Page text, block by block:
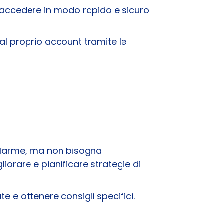
in modo rapido e sicuro
proprio account tramite le
ma non bisogna
e pianificare strategie di
e ottenere consigli specifici.